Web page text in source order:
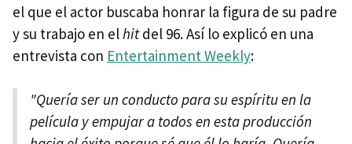
el que el actor buscaba honrar la figura de su padre
y su trabajo en elhitdel 96. Así lo explicó en una
entrevista con Entertainment Weekly:
"Quería ser un conducto para su espíritu en la
película y empujar a todos en esta producción